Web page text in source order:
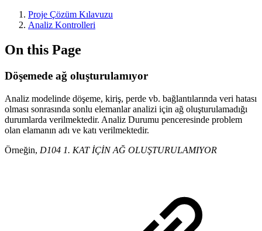
Proje Çözüm Kılavuzu
Analiz Kontrolleri
On this Page
Döşemede ağ oluşturulamıyor
Analiz modelinde döşeme, kiriş, perde vb. bağlantılarında veri hatası
olması sonrasında sonlu elemanlar analizi için ağ oluşturulamadığı
durumlarda verilmektedir. Analiz Durumu penceresinde problem
olan elamanın adı ve katı verilmektedir.
Örneğin, D104 1. KAT İÇİN AĞ OLUŞTURULAMIYOR